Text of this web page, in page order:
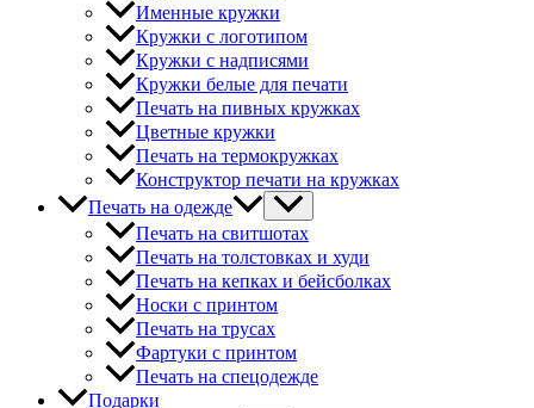
Именные кружки
Кружки с логотипом
Кружки с надписями
Кружки белые для печати
Печать на пивных кружках
Цветные кружки
Печать на термокружках
Конструктор печати на кружках
Печать на одежде
Печать на свитшотах
Печать на толстовках и худи
Печать на кепках и бейсболках
Носки с принтом
Печать на трусах
Фартуки с принтом
Печать на спецодежде
Подарки